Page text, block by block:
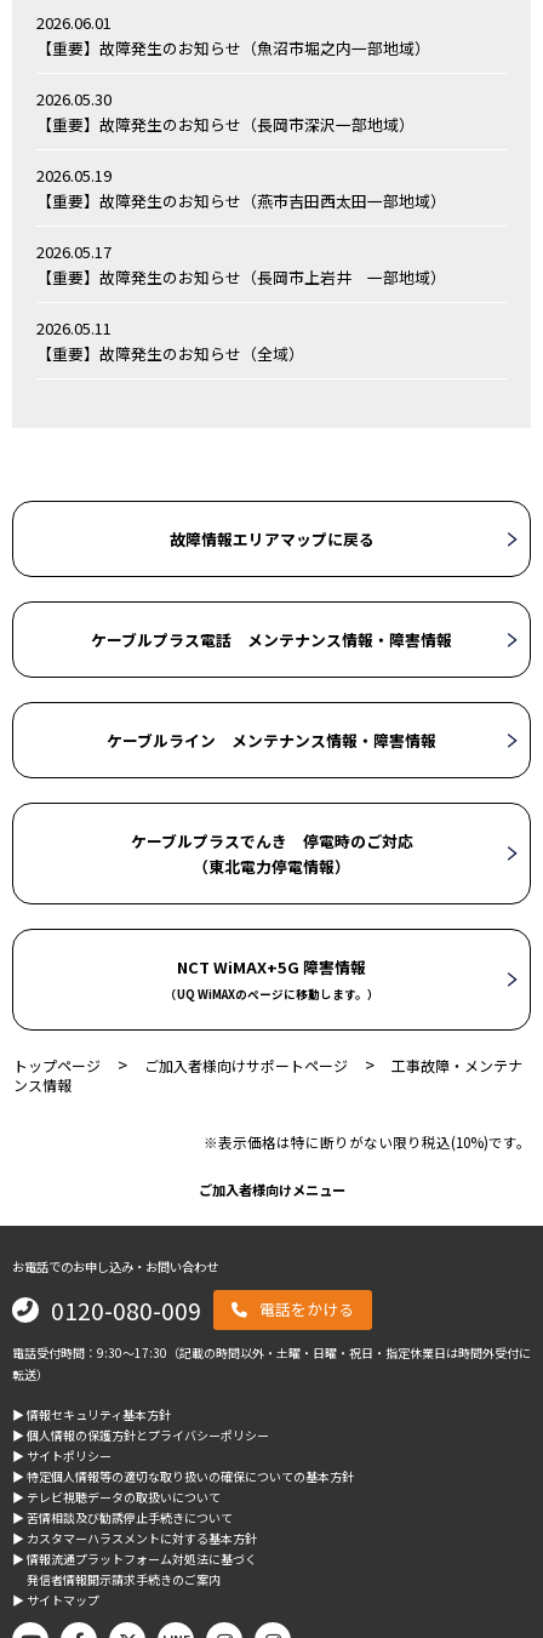
2026.06.01
【重要】故障発生のお知らせ（魚沼市堀之内一部地域）
2026.05.30
【重要】故障発生のお知らせ（長岡市深沢一部地域）
2026.05.19
【重要】故障発生のお知らせ（燕市吉田西太田一部地域）
2026.05.17
【重要】故障発生のお知らせ（長岡市上岩井 一部地域）
2026.05.11
【重要】故障発生のお知らせ（全域）
故障情報エリアマップに戻る
ケーブルプラス電話 メンテナンス情報・障害情報
ケーブルライン メンテナンス情報・障害情報
ケーブルプラスでんき 停電時のご対応
（東北電力停電情報）
NCT WiMAX+5G 障害情報
（UQ WiMAXのページに移動します。）
トップページ > ご加入者様向けサポートページ >工事故障・メンテナ
ンス情報
※表示価格は特に断りがない限り税込(10%)です。
ご加入者様向けメニュー
お電話でのお申し込み・お問い合わせ
0120-080-009 電話をかける
電話受付時間：9:30～17:30（記載の時間以外・土曜・日曜・祝日・指定休業日は時間外受付に
転送）
▶︎ 情報セキュリティ基本方針
▶︎ 個人情報の保護方針とプライバシーポリシー
▶︎ サイトポリシー
▶︎ 特定個人情報等の適切な取り扱いの確保についての基本方針
▶︎ テレビ視聴データの取扱いについて
▶︎ 苦情相談及び勧誘停止手続きについて
▶︎ カスタマーハラスメントに対する基本方針
▶︎ 情報流通プラットフォーム対処法に基づく
発信者情報開示請求手続きのご案内
▶︎ サイトマップ